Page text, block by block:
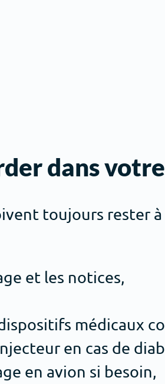
dans
toujours rester
et les notices,
médicaux
en cas de
en avion si besoin,